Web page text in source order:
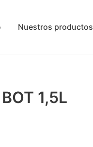
Nuestros productos
1,5L